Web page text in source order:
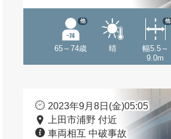
65～74歳
他
晴
幅5.5～
9.0m
他
2023年9月8日(金)05:05
上田市浦野 付近
車両相互 中破事故